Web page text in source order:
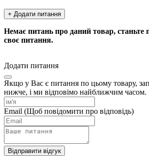
+ Додати питання
Немає питань про даний товар, станьте
своє питання.
Додати питання
Якщо у Вас є питання по цьому товару,
нижче, і ми відповімо найближчим часом.
Email (Щоб повідомити про відповідь)
Відправити відгук